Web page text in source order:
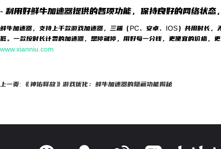
- 利用好鲜牛加速器提供的各项功能，保持良好的网络状
鲜牛加速器，支持上千款游戏加速器，三端（PC、安卓、IOS）共用时长
低。一款按时长计费的加速器，想停就停，用好每一分钱，更便宜的价格，
www.xianniu.com
上一页: 《神佑释放》游戏优化：鲜牛加速器的隐藏功能揭秘